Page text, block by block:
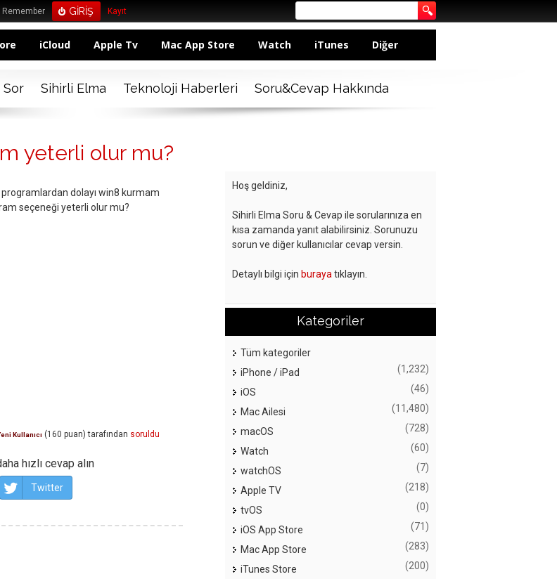
Remember Kayıt
iCloud Apple Tv Mac App Store Watch iTunes Diğer
Sor Sihirli Elma Teknoloji Haberleri Soru&Cevap Hakkında
yeterli olur mu?
dolayı win8 kurmam
seçeneği yeterli olur mu?
Kullanıcı (160 puan) tarafından soruldu
hızlı cevap alın
Twitter
Hoş geldiniz,
Sihirli Elma Soru & Cevap ile sorularınıza en
kısa zamanda yanıt alabilirsiniz. Sorunuzu
sorun ve diğer kullanıcılar cevap versin.
Detaylı bilgi için buraya tıklayın.
Kategoriler
Tüm kategoriler
iPhone / iPad
(1,232)
iOS (46)
Mac Ailesi (11,480)
macOS (728)
Watch (60)
watchOS (7)
Apple TV (218)
tvOS (0)
iOS App Store (71)
Mac App Store (283)
iTunes Store (200)